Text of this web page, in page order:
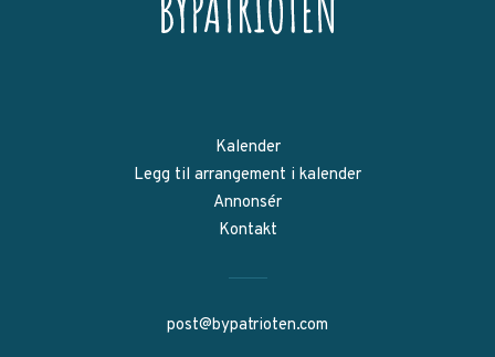
Kalender
Legg til arrangement i kalender
Annonsér
Kontakt
post@bypatrioten.com